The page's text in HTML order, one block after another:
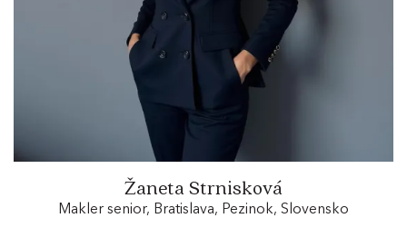
Žaneta Strnisková
Makler senior, Bratislava, Pezinok, Slovensko